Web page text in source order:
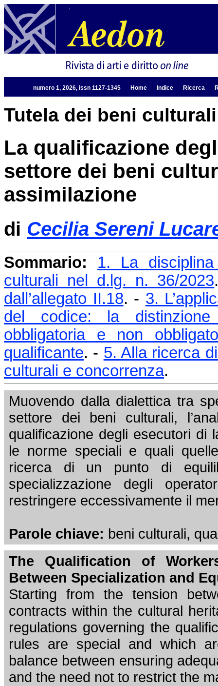
numero 1, 2026, issn 1127-1345 Home Indice Ricerca
Tutela dei beni culturali
La qualificazione
settore dei beni
assimilazione
di Cecilia Sereni
Sommario:
1. La
culturali nel d.lg. n. 36/2023
dall’allegato II.18. - 3.
del codice: la
obbligatoria e non
qualificante. - 5. Alla ricerca
culturali e concorrenza.
Muovendo dalla dialettica tra
settore dei beni culturali,
qualificazione degli esecutori di
le norme speciali e quali
ricerca di un punto di
specializzazione degli
restringere eccessivamente il
Parole chiave: beni culturali,
The Qualification of
Between Specialization and
Starting from the tension
contracts within the cultural
regulations governing the
rules are special and which
balance between ensuring
and the need not to restrict the